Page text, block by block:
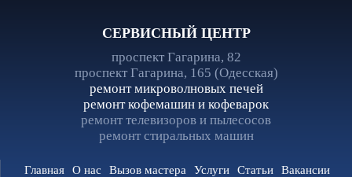
СЕРВИСНЫЙ ЦЕНТР
проспект Гагарина, 82
проспект Гагарина, 165 (Одесская)
ремонт микроволновых печей
ремонт кофемашин и кофеварок
ремонт телевизоров и пылесосов
ремонт стиральных машин
Главная О нас Вызов мастера Услуги Статьи
Вакансии